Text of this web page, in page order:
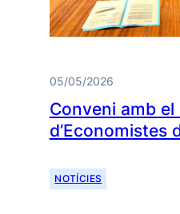
05/05/2026
Conveni amb el
d’Economistes
NOTÍCIES